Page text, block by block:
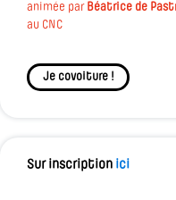
animée par Béatrice de
au CNC
Je covoiture !
Sur inscription ici